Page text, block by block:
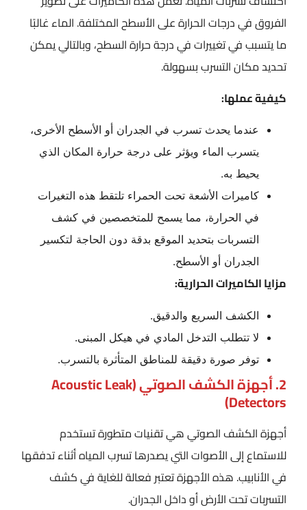
الفروق في درجات الحرارة على الأسطح المختلفة. الماء غالبًا
ما يتسبب في تغييرات في درجة حرارة السطح، وبالتالي يمكن
تحديد مكان التسرب بسهولة.
كيفية عملها:
عندما يحدث تسرب في الجدران أو الأسطح الأخرى،
يتسرب الماء ويؤثر على درجة حرارة المكان الذي
يحيط به.
كاميرات الأشعة تحت الحمراء تلتقط هذه التغيرات
في الحرارة، مما يسمح للمتخصصين في كشف
التسربات بتحديد الموقع بدقة دون الحاجة لتكسير
الجدران أو الأسطح.
مزايا الكاميرات الحرارية:
الكشف السريع والدقيق.
لا تتطلب التدخل المادي في هيكل المبنى.
توفر صورة دقيقة للمناطق المتأثرة بالتسرب.
2. أجهزة الكشف الصوتي (Acoustic Leak
Detectors)
أجهزة الكشف الصوتي هي تقنيات متطورة تستخدم
للاستماع إلى الأصوات التي يصدرها تسرب المياه أثناء تدفقها
في الأنابيب. هذه الأجهزة تعتبر فعالة للغاية في كشف
التسربات تحت الأرض أو داخل الجدران.